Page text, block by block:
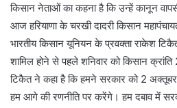
किसान नेताओं का कहना है कि उन्हें कानून
आज हरियाणा के चरखी दादरी किसान
भारतीय किसान यूनियन के प्रवक्ता राकेश
शामिल होने से पहले शनिवार को किसान
टिकैत ने कहा है कि हमने सरकार को 2
हम आगे की रणनीति पर करेंगे। हम दबाव में